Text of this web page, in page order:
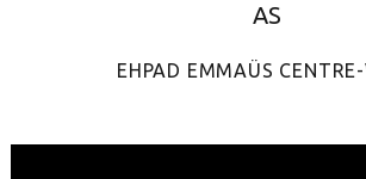
AS
EHPAD EMMAÜS